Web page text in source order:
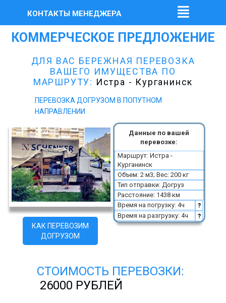
КОНТАКТЫ МЕНЕДЖЕРА
КОММЕРЧЕСКОЕ ПРЕДЛОЖЕНИЕ
ДЛЯ ВАС БЕРЕЖНАЯ ПЕРЕВОЗКА
ВАШЕГО ИМУЩЕСТВА ПО
МАРШРУТУ: Истра - Курганинск
КАК ПЕРЕВОЗИМ
ДОГРУЗОМ
Данные по вашей
перевозке:
Маршрут: Истра -
Курганинск
Объем: 2 м3; Вес: 200 кг
Тип отправки: Догруз
Расстояние: 1438 км
Время на погрузку: 4ч
?
Время на разгрузку: 4ч ?
ПЕРЕВОЗКА ДОГРУЗОМ В ПОПУТНОМ
НАПРАВЛЕНИИ
СТОИМОСТЬ ПЕРЕВОЗКИ:
26000 РУБЛЕЙ